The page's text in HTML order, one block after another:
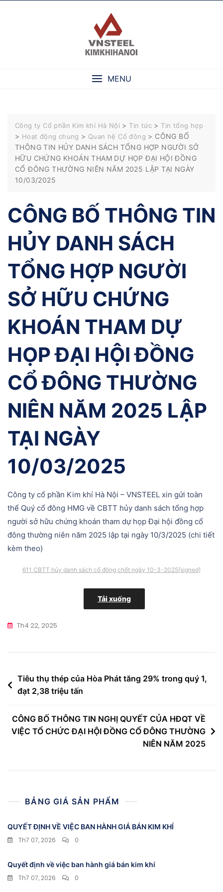
MENU
Công ty Cổ phần Kim khí Hà Nội > Tin tức > Tin tổng hợp
> Hoạt động chung > Quan hệ Cổ đông > CÔNG BỐ
THÔNG TIN HỦY DANH SÁCH TỔNG HỢP NGƯỜI SỞ
HỮU CHỨNG KHOÁN THAM DỰ HỌP ĐẠI HỘI ĐỒNG
CỔ ĐÔNG THƯỜNG NIÊN NĂM 2025 LẬP TẠI NGÀY
10/03/2025
CÔNG BỐ THÔNG TIN
HỦY DANH SÁCH
TỔNG HỢP NGƯỜI
SỞ HỮU CHỨNG
KHOÁN THAM DỰ
HỌP ĐẠI HỘI ĐỒNG
CỔ ĐÔNG THƯỜNG
NIÊN NĂM 2025 LẬP
TẠI NGÀY
10/03/2025
Công ty cổ phần Kim khí Hà Nội – VNSTEEL xin gửi toàn
thể Quý cổ đông HMG về CBTT hủy danh sách tổng hợp
người sở hữu chứng khoán tham dự họp Đại hội đồng cổ
đông thường niên năm 2025 lập tại ngày 10/3/2025 (chi tiết
kèm theo)
611 CBTT hủy danh sách cổ đông chốt ngày 10-3-2025[signed]
Tải xuống
Th4 22, 2025
Điều
hướng
viết
Tiêu thụ thép của Hòa Phát tăng 29% trong quý 1,
đạt 2,38 triệu tấn
CÔNG BỐ THÔNG TIN NGHỊ QUYẾT CỦA HĐQT VỀ
VIỆC TỔ CHỨC ĐẠI HỘI ĐỒNG CỔ ĐÔNG THƯỜNG
NIÊN NĂM 2025
BẢNG GIÁ SẢN PHẨM
QUYẾT ĐỊNH VỀ VIỆC BAN HÀNH GIÁ BÁN KIM KHÍ
Th7 07, 2026
0
Quyết định về việc ban hành giá bán kim khí
Th7 07, 2026
0